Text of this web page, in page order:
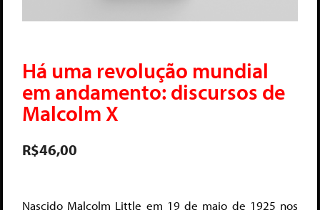
Há uma revolução mundial
em andamento: discursos de
Malcolm X
R$46,00
Nascido Malcolm Little em 19 de maio de 1925 nos